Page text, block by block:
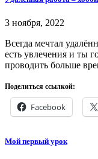
3 ноября, 2022
Всегда мечтал
есть увлечения и ты
проводить больше
Поделиться ссылкой:
Facebook
Мой первый урок